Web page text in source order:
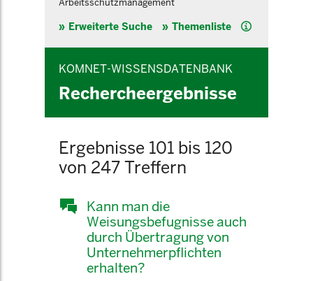
Arbeitsschutzmanagement
Erweiterte Suche Themenliste Hilfe
KOMNET-WISSENSDATENBANK
Rechercheergebnisse
Ergebnisse 101 bis 120
von 247 Treffern
Kann man die
Weisungsbefugnisse auch
durch Übertragung von
Unternehmerpflichten
erhalten?